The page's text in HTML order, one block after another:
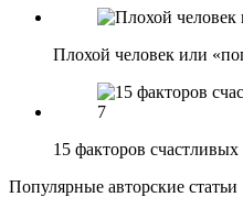
Плохой человек или
15 факторов
Популярные авторские статьи